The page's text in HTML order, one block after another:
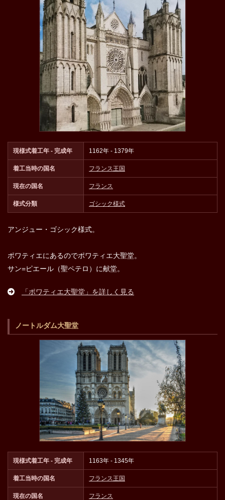
現様式着工年 - 完成年 1162年 - 1379年
着工当時の国名 フランス王国
現在の国名 フランス
様式分類 ゴシック様式
アンジュー・ゴシック様式。
ポワティエにあるのでポワティエ大聖堂。
サン=ピエール（聖ペテロ）に献堂。
「ポワティエ大聖堂」を詳しく見る
ノートルダム大聖堂
現様式着工年 - 完成年 1163年 - 1345年
着工当時の国名 フランス王国
現在の国名 フランス